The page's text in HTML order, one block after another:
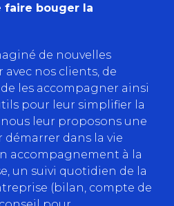
bouger la
de nouvelles
avec nos clients, de
les accompagner ainsi
pour leur simplifier la
leur proposons une
dans la vie
accompagnement à la
un suivi quotidien de la
(bilan, compte de